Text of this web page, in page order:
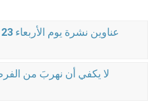
لا يكفي أن نهربَ من